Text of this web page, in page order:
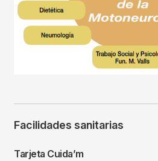
Facilidades sanitarias
Tarjeta Cuida’m